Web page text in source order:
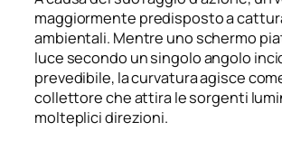
maggiormente predisposto a
ambientali. Mentre uno schermo
luce secondo un singolo angolo
prevedibile, la curvatura agisce
collettore che attira le sorgenti
molteplici direzioni.